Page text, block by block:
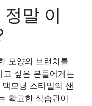
말 이
모양의 브런치를
고 싶은 분들에게는
모닝 스타일의 샌
확고한 식습관이